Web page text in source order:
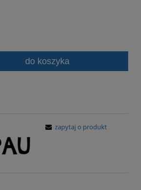
do koszyka
zapytaj o produkt